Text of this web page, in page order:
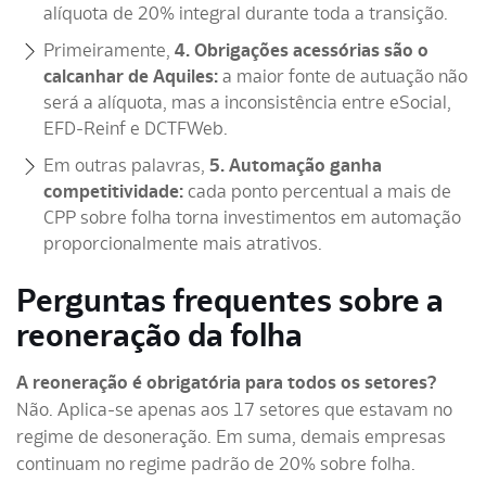
alíquota de 20% integral durante toda a transição.
Primeiramente, 4. Obrigações acessórias são o
calcanhar de Aquiles: a maior fonte de autuação não
será a alíquota, mas a inconsistência entre eSocial,
EFD-Reinf e DCTFWeb.
Em outras palavras, 5. Automação ganha
competitividade: cada ponto percentual a mais de
CPP sobre folha torna investimentos em automação
proporcionalmente mais atrativos.
Perguntas frequentes sobre a
reoneração da folha
A reoneração é obrigatória para todos os setores?
Não. Aplica-se apenas aos 17 setores que estavam no
regime de desoneração. Em suma, demais empresas
continuam no regime padrão de 20% sobre folha.